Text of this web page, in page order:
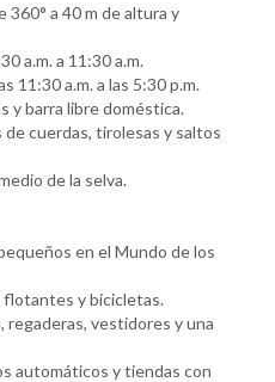
360° a 40 m de altura y
a.m. a 11:30 a.m.
11:30 a.m. a las 5:30 p.m.
y barra libre doméstica.
cuerdas, tirolesas y saltos
de la selva.
en el Mundo de los
flotantes y bicicletas.
regaderas, vestidores y una
automáticos y tiendas con